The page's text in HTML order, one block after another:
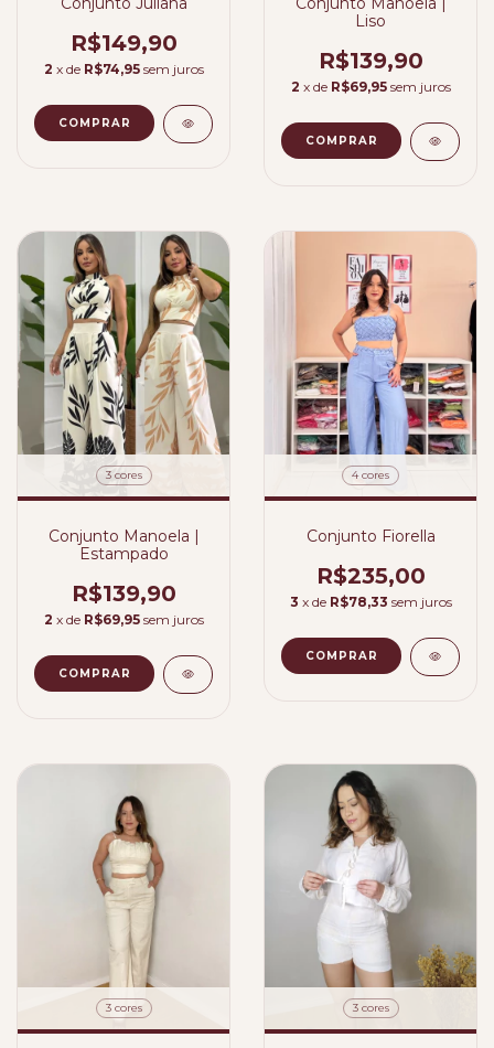
R$149,90
2 x de R$74,95 sem juros
COMPRAR
Liso
R$139,90
2 x de R$69,95 sem juros
COMPRAR
3 cores
Conjunto Manoela |
Estampado
R$139,90
2 x de R$69,95 sem juros
COMPRAR
4 cores
Conjunto Fiorella
R$235,00
3 x de R$78,33 sem juros
COMPRAR
3 cores 3 cores